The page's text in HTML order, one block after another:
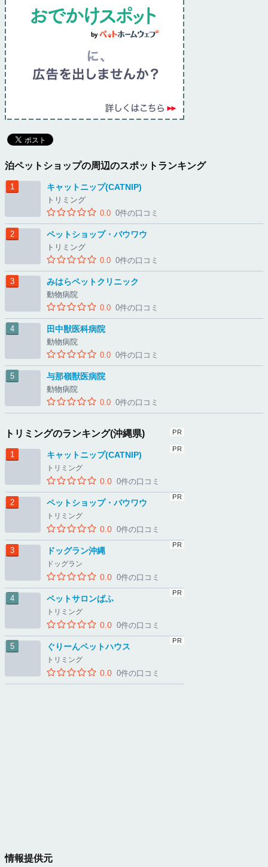
泊ペットショップの周辺のスポットランキング
キャットニップ(CATNIP)
トリミング
0.0 0件の口コミ
ペットショップ・バウワウ
トリミング
0.0 0件の口コミ
みはらペットクリニック
動物病院
0.0 0件の口コミ
田中獣医科病院
動物病院
0.0 0件の口コミ
与那嶺獣医病院
動物病院
0.0 0件の口コミ
トリミングのランキング(沖縄県)
キャットニップ(CATNIP)
トリミング
0.0 0件の口コミ
ペットショップ・バウワウ
トリミング
0.0 0件の口コミ
ドッグラン沖縄
ドッグラン
0.0 0件の口コミ
ペットサロンぱふ
トリミング
0.0 0件の口コミ
ぐりーんペットハウス
トリミング
0.0 0件の口コミ
情報提供元